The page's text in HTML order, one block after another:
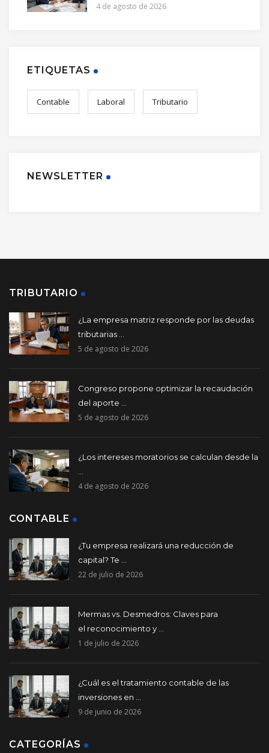
4 de agosto de 2026
ETIQUETAS
Contable Laboral Tributario
NEWSLETTER
TRIBUTARIO
¿La empresa matriz responde por las deudas
tributarias ...
5 de agosto de 2026
Congreso propone optimizar la recaudación
del aporte ...
5 de agosto de 2026
¿Los intereses moratorios se calculan desde la
4 de agosto de 2026
CONTABLE
¿Tu empresa realizará una reducción de
capital? Te ...
22 de julio de 2026
Mermas vs. Desmedros: Claves para
el reconocimiento y ...
1 de julio de 2026
¿Cuál es el tratamiento contable de las
inversiones en ...
9 de junio de 2026
CATEGORÍAS